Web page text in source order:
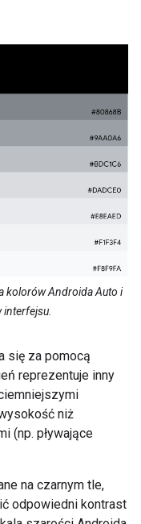
kolorów Androida Auto i
interfejsu.
się za pomocą
reprezentuje inny
niż
(np. pływające
na czarnym tle,
odpowiedni kontrast